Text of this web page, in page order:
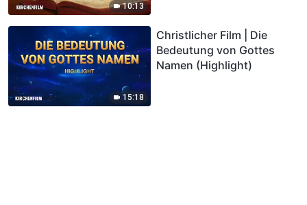
10:13
15:18
Christlicher Film | Die
Bedeutung von Gottes
Namen (Highlight)